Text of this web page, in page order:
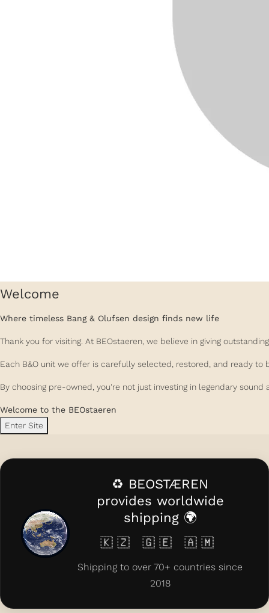
Welcome
Where timeless Bang & Olufsen design finds new life
Thank you for visiting. At BEOstaeren, we believe in giving
Each B&O unit we offer is carefully selected, restored, and ready to
By choosing pre-owned, you're not just investing in legendary
Welcome to the BEOstaeren
Enter Site
♻️ BEOSTÆREN
provides worldwide
shipping 🌍
🇬🇪 🇦🇲 🇦🇿 🇨🇾
Shipping to over 70+ countries since
2018